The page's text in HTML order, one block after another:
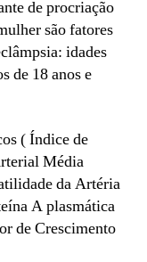
de procriação
são fatores
idades
de 18 anos e
( Índice de
Média
da Artéria
A plasmática
de Crescimento